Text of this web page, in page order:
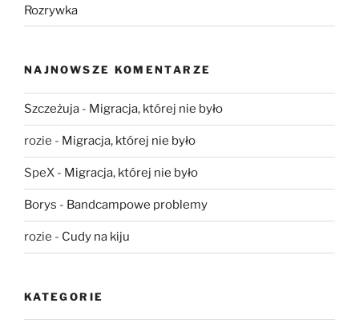
Rozrywka
NAJNOWSZE KOMENTARZE
Szczeżuja - Migracja, której nie było
rozie - Migracja, której nie było
SpeX - Migracja, której nie było
Borys - Bandcampowe problemy
rozie - Cudy na kiju
KATEGORIE